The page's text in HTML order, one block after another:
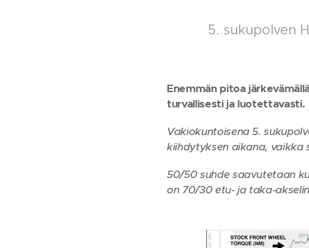
5. sukupolven
Enemmän pitoa
turvallisesti ja luotettavasti.
Vakiokuntoisena 5.
kiihdytyksen aikana, vaikka
50/50 suhde saavutetaan
on 70/30 etu- ja taka-